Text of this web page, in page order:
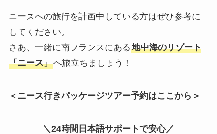
ニースへの旅行を計画中している方はぜひ参考に
してください。
さあ、一緒に南フランスにある地中海のリゾート
「ニース」へ旅立ちましょう！
＜ニース行きパッケージツアー予約はここから＞
＼24時間日本語サポートで安心／